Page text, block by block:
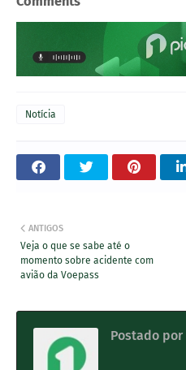
Notícia
ANTIGOS
Veja o que se sabe até o
momento sobre acidente com
avião da Voepass
Postado por